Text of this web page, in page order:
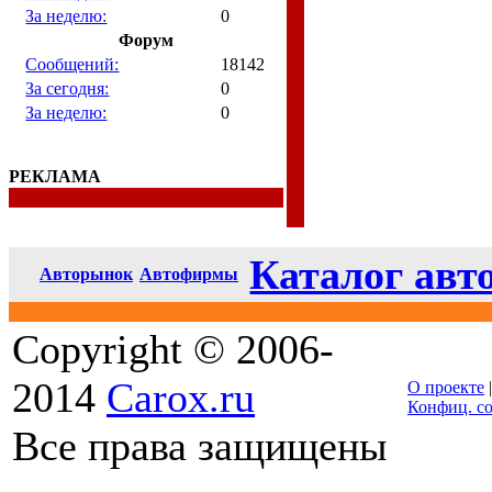
За неделю:
0
Форум
Сообщений:
18142
За сегодня:
0
За неделю:
0
РЕКЛАМА
Авторынок Автофирмы
Каталог
Copyright © 2006-
2014 Carox.ru
Все права защищены
О проекте
Конфиц.